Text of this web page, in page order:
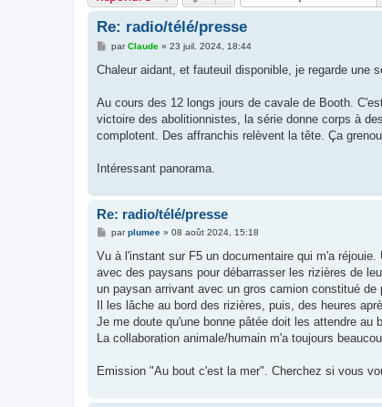
Re: radio/télé/presse
M
s
g
parClaude» 23 juil. 2024, 18:44
Chaleur aidant, et fauteuil disponible, je regarde une
Au cours des 12 longs jours de cavale de Booth.
victoire des abolitionnistes, la série donne corps à
complotent. Des affranchis relèvent la tête. Ça
Intéressant panorama.
Re: radio/télé/presse
M
s
a
g
parplumee» 08 août 2024, 15:18
Vu à l'instant sur F5 un documentaire qui m'a
avec des paysans pour débarrasser les rizières de
un paysan arrivant avec un gros camion constitué
Il les lâche au bord des rizières, puis, des heures
Je me doute qu'une bonne pâtée doit les attendre au
La collaboration animale/humain m'a toujours
Emission "Au bout c'est la mer". Cherchez si vous